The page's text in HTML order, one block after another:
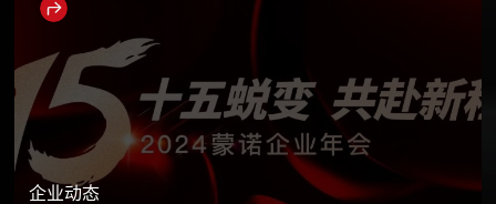
企业动态